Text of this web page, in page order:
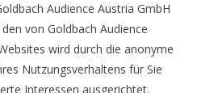
Audience Austria GmbH
von Goldbach Audience
wird durch die anonyme
Nutzungsverhaltens für Sie
Interessen ausgerichtet.